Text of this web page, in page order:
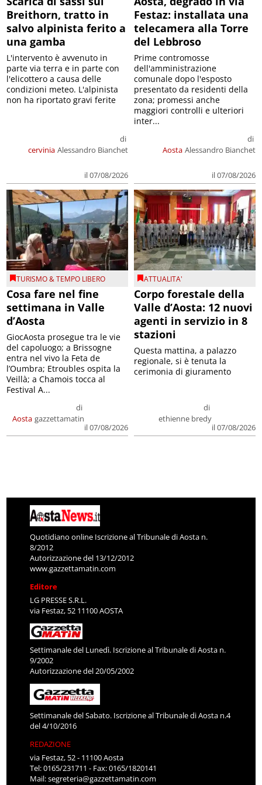
Breithorn, tratto in
salvo alpinista ferito a
una gamba
cervinia
di
Alessandro Bianchet
il 07/08/2026
L'intervento è avvenuto in
parte via terra e in parte con
l'elicottero a causa delle
condizioni meteo. L'alpinista
non ha riportato gravi ferite
Festaz: installata una
telecamera alla Torre
del Lebbroso
Aosta
di
Alessandro Bianchet
il 07/08/2026
Prime contromosse
dell'amministrazione
comunale dopo l'esposto
presentato da residenti della
zona; promessi anche
maggiori controlli e ulteriori
inter...
TURISMO & TEMPO LIBERO
Cosa fare nel fine
settimana in Valle
d’Aosta
Aosta
di
gazzettamatin
il 07/08/2026
GiocAosta prosegue tra le vie
del capoluogo; a Brissogne
entra nel vivo la Feta de
l’Oumbra; Etroubles ospita la
Veillà; a Chamois tocca al
Festival A...
ATTUALITA'
Corpo forestale della
Valle d’Aosta: 12 nuovi
agenti in servizio in 8
stazioni
di
ethienne bredy
il 07/08/2026
Questa mattina, a palazzo
regionale, si è tenuta la
cerimonia di giuramento
Quotidiano online Iscrizione al Tribunale di Aosta n.
8/2012
Autorizzazione del 13/12/2012
www.gazzettamatin.com
Editore
LG PRESSE S.R.L.
via Festaz, 52 11100 AOSTA
Settimanale del Lunedì. Iscrizione al Tribunale di Aosta n.
9/2002
Autorizzazione del 20/05/2002
Settimanale del Sabato. Iscrizione al Tribunale di Aosta n.4
del 4/10/2016
REDAZIONE
via Festaz, 52 - 11100 Aosta
Tel: 0165/231711 - Fax: 0165/1820141
Mail:segreteria@gazzettamatin.com